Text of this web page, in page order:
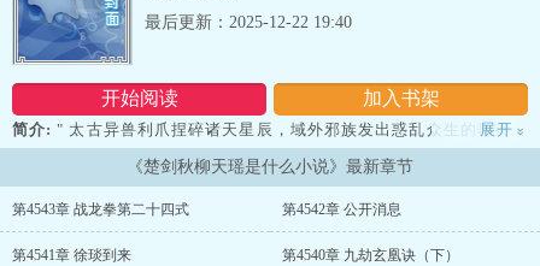
开始阅读 加入书架
最后更新：2025-12-22 19:40
简介: " 太古异兽利爪捏碎诸天星辰，域外邪族发出惑乱众生的嘶鸣，
黑暗深渊中的妖魔睁开了邪异的血瞳，远古诸神从沉睡中苏醒。这是
一个大争之世！人族强者以利剑问鼎苍穹，在诸天万族中挺起不屈脊
梁！楚剑秋偶得混沌天帝诀，从微弱中崛起，踏上万界征程。一念崩
争锋？这，就是天帝之威！" ...
展开 »
《楚剑秋柳天瑶是什么小说》最新章节
第4543章 战龙拳第二十四式 第4542章 公开消息
第4541章 徐琰到来 第4540章 九劫玄凰诀（下）